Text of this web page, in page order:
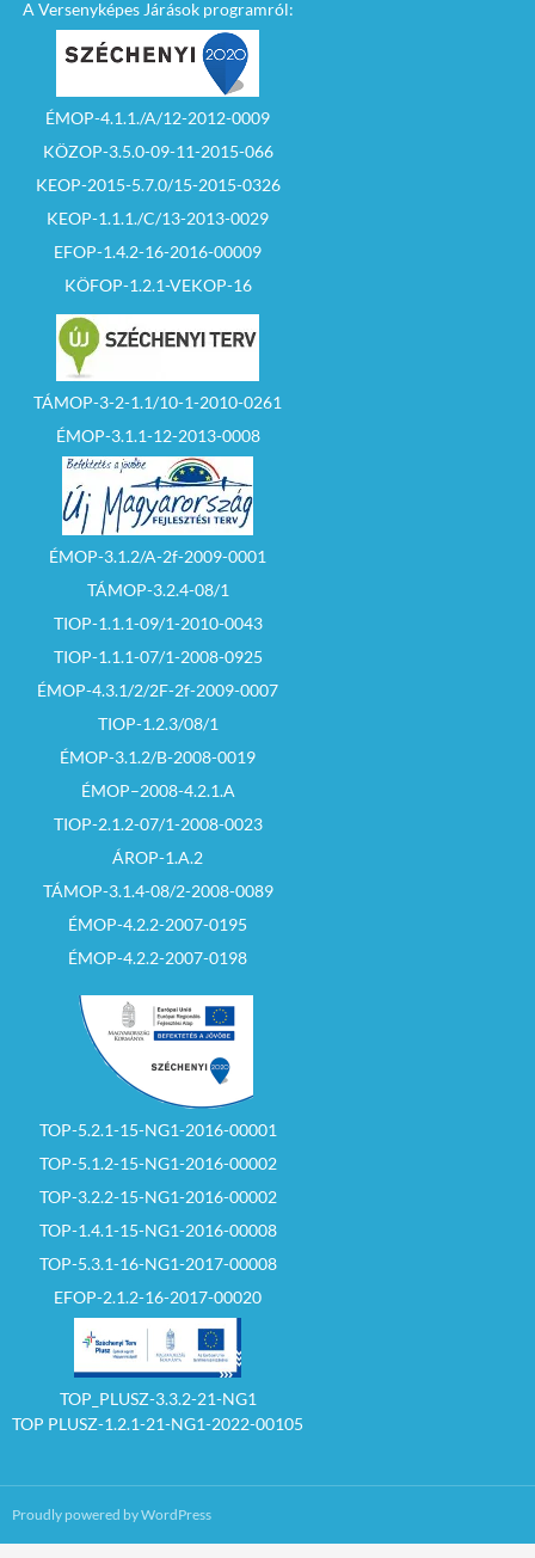
A Versenyképes Járások programról:
ÉMOP-4.1.1./A/12-2012-0009
KÖZOP-3.5.0-09-11-2015-066
KEOP-2015-5.7.0/15-2015-0326
KEOP-1.1.1./C/13-2013-0029
EFOP-1.4.2-16-2016-00009
KÖFOP-1.2.1-VEKOP-16
TÁMOP-3-2-1.1/10-1-2010-0261
ÉMOP-3.1.1-12-2013-0008
ÉMOP-3.1.2/A-2f-2009-0001
TÁMOP-3.2.4-08/1
TIOP-1.1.1-09/1-2010-0043
TIOP-1.1.1-07/1-2008-0925
ÉMOP-4.3.1/2/2F-2f-2009-0007
TIOP-1.2.3/08/1
ÉMOP-3.1.2/B-2008-0019
ÉMOP–2008-4.2.1.A
TIOP-2.1.2-07/1-2008-0023
ÁROP-1.A.2
TÁMOP-3.1.4-08/2-2008-0089
ÉMOP-4.2.2-2007-0195
ÉMOP-4.2.2-2007-0198
TOP-5.2.1-15-NG1-2016-00001
TOP-5.1.2-15-NG1-2016-00002
TOP-3.2.2-15-NG1-2016-00002
TOP-1.4.1-15-NG1-2016-00008
TOP-5.3.1-16-NG1-2017-00008
EFOP-2.1.2-16-2017-00020
TOP_PLUSZ-3.3.2-21-NG1
TOP PLUSZ-1.2.1-21-NG1-2022-00105
Proudly powered by WordPress